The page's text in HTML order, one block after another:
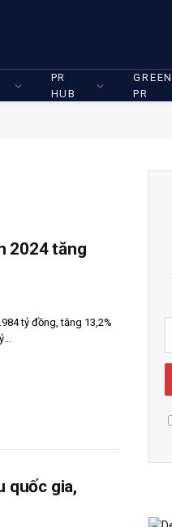
PR
HUB
GREEN
PR
2024 tăng
tỷ đồng, tăng 13,2%
quốc gia,